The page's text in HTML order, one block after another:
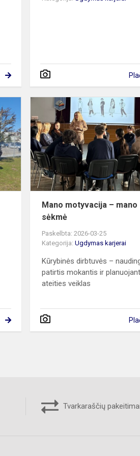
inžinerijos
profesijomis
realioje
darbo
aplinko...
Mano motyvacija – mano
sėkmė
Paskelbta: 2026-03-25
Kategorija:Ugdymas karjerai
Kūrybinės dirbtuvės –
patirtis mokantis ir
ateities veiklas
Tvarkaraščių